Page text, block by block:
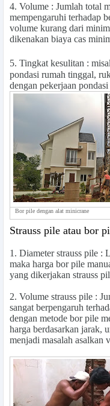
4. Volume : Jumlah total
mempengaruhi terhadap
volume kurang dari
dikenakan biaya cas
5. Tingkat kesulitan :
pondasi rumah tinggal,
dengan pekerjaan
Bor pile dengan alat minicrane
Strauss pile atau bor
1. Diameter strauss pile :
maka harga bor pile
yang dikerjakan strauss
2. Volume strauss pile :
sangat berpengaruh
dengan metode bor pile
harga berdasarkan jarak,
menjadi masalah asalkan